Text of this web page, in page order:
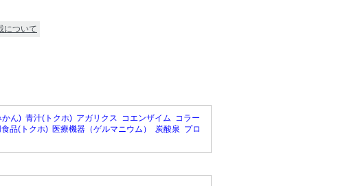
について
かん) 青汁(トクホ) アガリクス コエンザイム コラー
品(トクホ) 医療機器（ゲルマニウム） 炭酸泉 プロ